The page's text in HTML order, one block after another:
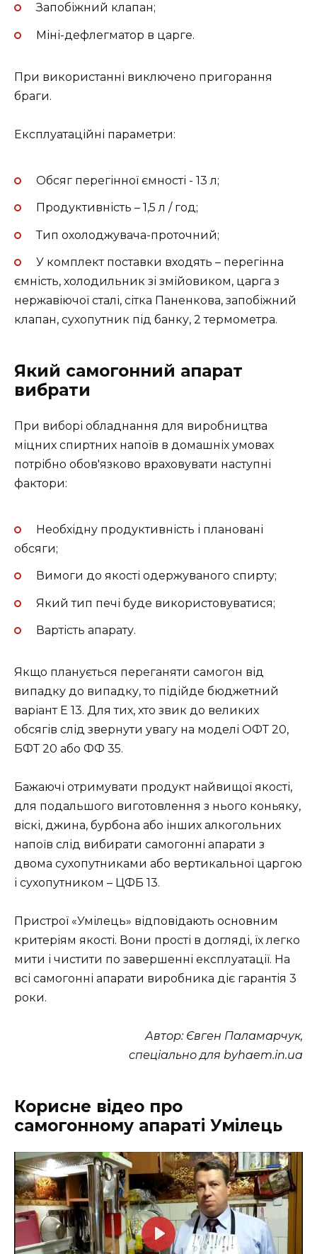
Запобіжний клапан;
Міні-дефлегматор в царге.
При використанні виключено пригорання
браги.
Експлуатаційні параметри:
Обсяг перегінної ємності - 13 л;
Продуктивність – 1,5 л / год;
Тип охолоджувача-проточний;
У комплект поставки входять – перегінна
ємність, холодильник зі змійовиком, царга з
нержавіючої сталі, сітка Паненкова, запобіжний
клапан, сухопутник під банку, 2 термометра.
Який самогонний апарат
вибрати
При виборі обладнання для виробництва
міцних спиртних напоїв в домашніх умовах
потрібно обов'язково враховувати наступні
фактори:
Необхідну продуктивність і плановані
обсяги;
Вимоги до якості одержуваного спирту;
Який тип печі буде використовуватися;
Вартість апарату.
Якщо планується переганяти самогон від
випадку до випадку, то підійде бюджетний
варіант Е 13. Для тих, хто звик до великих
обсягів слід звернути увагу на моделі ОФТ 20,
БФТ 20 або ФФ 35.
Бажаючі отримувати продукт найвищої якості,
для подальшого виготовлення з нього коньяку,
віскі, джина, бурбона або інших алкогольних
напоїв слід вибирати самогонні апарати з
двома сухопутниками або вертикальної царгою
і сухопутником – ЦФБ 13.
Пристрої «Умілець» відповідають основним
критеріям якості. Вони прості в догляді, їх легко
мити і чистити по завершенні експлуатації. На
всі самогонні апарати виробника діє гарантія 3
роки.
Автор: Євген Паламарчук,
спеціально для byhaem.in.ua
Корисне відео про
самогонному апараті Умілець
P